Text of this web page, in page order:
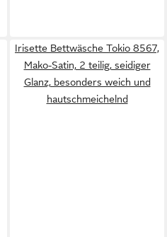
Irisette Bettwäsche Tokio 8567,
Mako-Satin, 2 teilig, seidiger
Glanz, besonders weich und
hautschmeichelnd